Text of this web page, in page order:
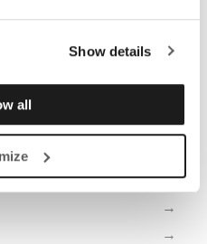
Show details
all